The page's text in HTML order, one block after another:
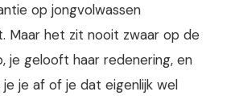
op jongvolwassen
Maar het zit nooit zwaar op de
je gelooft haar redenering, en
je af of je dat eigenlijk wel